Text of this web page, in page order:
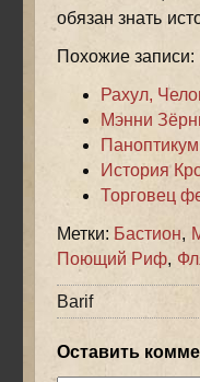
обязан знать
Похожие записи:
Рахул,
Мэнни
Паноптикум
История
Торговец
Метки: Бастион,
Поющий Риф,
Barif
Оставить